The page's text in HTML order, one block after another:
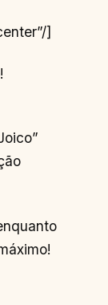
]